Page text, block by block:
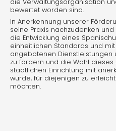
die Verwaltungsorganisation
bewertet worden sind.
In Anerkennung unserer
seine Praxis nachzudenken
die Entwicklung eines
einheitlichen Standards und
angebotenen Dienstleistungen
zu fördern und die Wahl
staatlichen Einrichtung mit
wurde, für diejenigen zu
möchten.